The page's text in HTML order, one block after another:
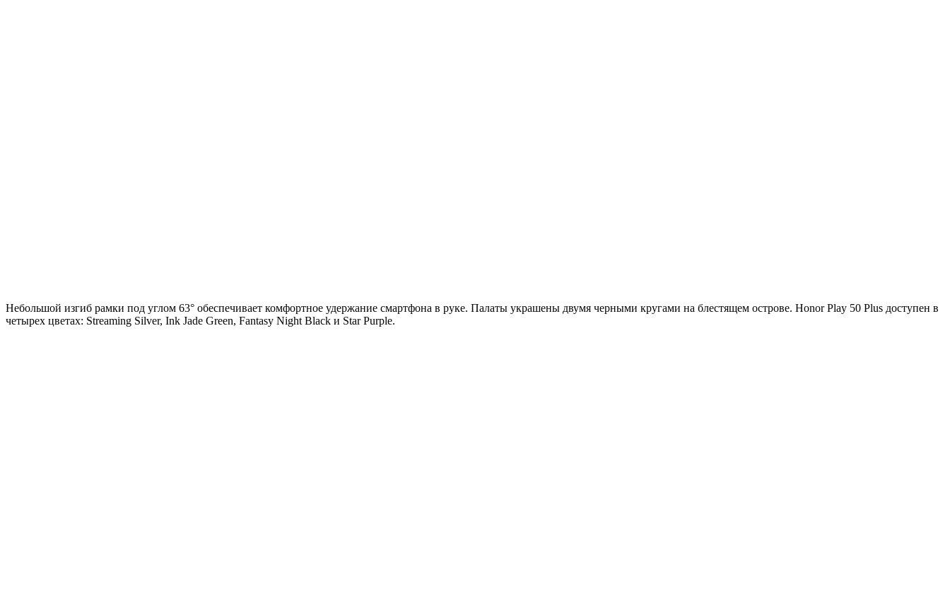
Небольшой изгиб рамки под углом 63° обеспечивает комфортное удержание смартфона в руке. Палаты украшены двумя черными кругами на блестящем острове. Honor Play 50 Plus доступен в
четырех цветах: Streaming Silver, Ink Jade Green, Fantasy Night Black и Star Purple.